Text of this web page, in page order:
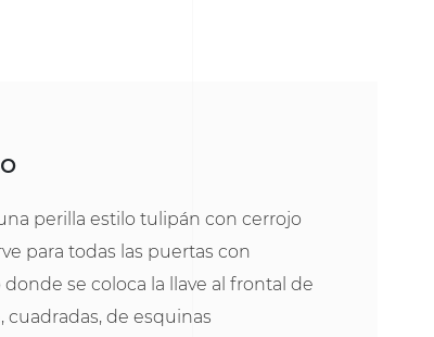
perilla estilo tulipán con cerrojo
para todas las puertas con
se coloca la llave al frontal de
cuadradas, de esquinas